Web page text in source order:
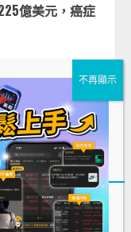
億美元，癌症